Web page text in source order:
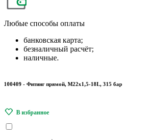
Любые способы оплаты
банковская карта;
безналичный расчёт;
наличные.
100409 - Фитинг прямой, М22х1,5-18L, 315 бар